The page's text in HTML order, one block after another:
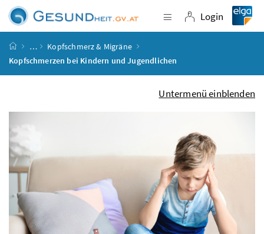
Zum Inhalt
Zum Hauptmenü
Zum Untermenü
Zur Suche
Navigation
Login
Login
Startseite
…
Kopfschmerz & Migräne
Kopfschmerzen bei Kindern und Jugendlichen
Untermenü einblenden